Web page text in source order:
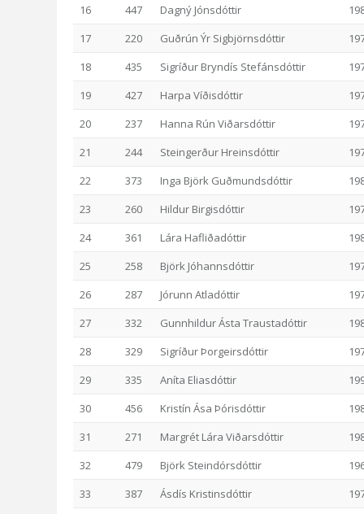
16
447 Dagný Jónsdóttir
17
220 Guðrún Ýr Sigbjörnsdóttir
18
435 Sigríður Bryndís Stefánsdóttir
19
427 Harpa Víðisdóttir
20
237 Hanna Rún Viðarsdóttir
21
244 Steingerður Hreinsdóttir
22
373 Inga Björk Guðmundsdóttir
23
260 Hildur Birgisdóttir
24
361 Lára Hafliðadóttir
25
258 Björk Jóhannsdóttir
26
287 Jórunn Atladóttir
27
332 Gunnhildur Ásta Traustadóttir
28
329 Sigríður Þorgeirsdóttir
29
335 Aníta Eliasdóttir
30
456 Kristín Ása Þórisdóttir
31
271 Margrét Lára Viðarsdóttir
32
479 Björk Steindórsdóttir
33
387 Ásdís Kristinsdóttir